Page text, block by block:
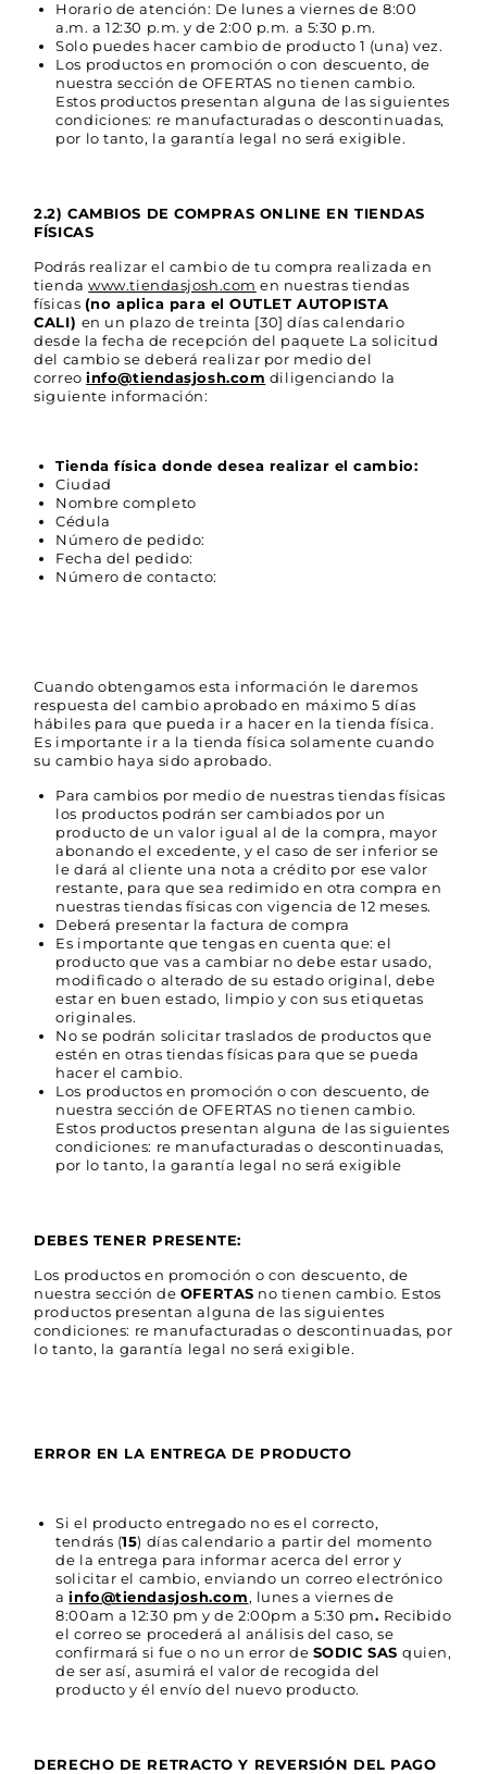
Horario de atención: De lunes a viernes de 8:00
a.m. a 12:30 p.m. y de 2:00 p.m. a 5:30 p.m.
Solo puedes hacer cambio de producto 1 (una) vez.
Los productos en promoción o con descuento, de
nuestra sección de OFERTAS no tienen cambio.
Estos productos presentan alguna de las siguientes
condiciones: re manufacturadas o descontinuadas,
por lo tanto, la garantía legal no será exigible.
2.2) CAMBIOS DE COMPRAS ONLINE EN TIENDAS
FÍSICAS
Podrás realizar el cambio de tu compra realizada en
tiendawww.tiendasjosh.com en nuestras tiendas
físicas (no aplica para el OUTLET AUTOPISTA
CALI) en un plazo de treinta [30] días calendario
desde la fecha de recepción del paquete La solicitud
del cambio se deberá realizar por medio del
correoinfo@tiendasjosh.com diligenciando la
siguiente información:
Tienda física donde desea realizar el cambio:
Ciudad
Nombre completo
Cédula
Número de pedido:
Fecha del pedido:
Número de contacto:
Cuando obtengamos esta información le daremos
respuesta del cambio aprobado en máximo 5 días
hábiles para que pueda ir a hacer en la tienda física.
Es importante ir a la tienda física solamente cuando
su cambio haya sido aprobado.
Para cambios por medio de nuestras tiendas físicas
los productos podrán ser cambiados por un
producto de un valor igual al de la compra, mayor
abonando el excedente, y el caso de ser inferior se
le dará al cliente una nota a crédito por ese valor
restante, para que sea redimido en otra compra en
nuestras tiendas físicas con vigencia de 12 meses.
Deberá presentar la factura de compra
Es importante que tengas en cuenta que: el
producto que vas a cambiar no debe estar usado,
modificado o alterado de su estado original, debe
estar en buen estado, limpio y con sus etiquetas
originales.
No se podrán solicitar traslados de productos que
estén en otras tiendas físicas para que se pueda
hacer el cambio.
Los productos en promoción o con descuento, de
nuestra sección de OFERTAS no tienen cambio.
Estos productos presentan alguna de las siguientes
condiciones: re manufacturadas o descontinuadas,
por lo tanto, la garantía legal no será exigible
DEBES TENER PRESENTE:
Los productos en promoción o con descuento, de
nuestra sección de OFERTAS no tienen cambio. Estos
productos presentan alguna de las siguientes
condiciones: re manufacturadas o descontinuadas, por
lo tanto, la garantía legal no será exigible.
ERROR EN LA ENTREGA DE PRODUCTO
Si el producto entregado no es el correcto,
tendrás (15) días calendario a partir del momento
de la entrega para informar acerca del error y
solicitar el cambio, enviando un correo electrónico
ainfo@tiendasjosh.com , lunes a viernes de
8:00am a 12:30 pm y de 2:00pm a 5:30 pm. Recibido
el correo se procederá al análisis del caso, se
confirmará si fue o no un error de SODIC SASquien,
de ser así, asumirá el valor de recogida del
producto y él envío del nuevo producto.
DERECHO DE RETRACTO Y REVERSIÓN DEL PAGO